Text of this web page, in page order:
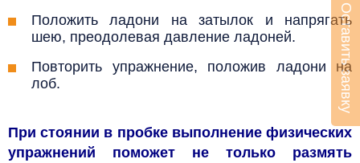
Положить ладони на затылок и напрягать
шею, преодолевая давление ладоней.
Повторить упражнение, положив ладони на
лоб.
При стоянии в пробке выполнение физических
упражнений поможет не только размять
Оставить заявку